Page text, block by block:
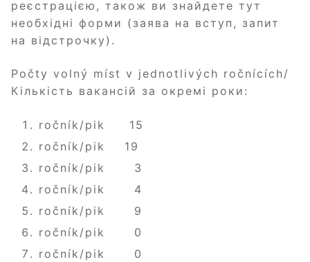
реєстрацією, також ви знайдете тут
необхідні форми (заява на вступ, запит
на відстрочку).
Počty volný míst v jednotlivých ročnících/
Кількість вакансій за окремі роки:
ročník/pik 15
ročník/pik 19
ročník/pik 3
ročník/pik 4
ročník/pik 9
ročník/pik 0
ročník/pik 0